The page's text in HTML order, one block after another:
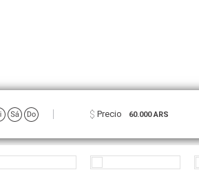
Precio 60.000 ARS